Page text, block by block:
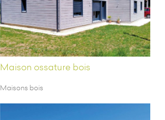
Maison ossature bois
Maisons bois